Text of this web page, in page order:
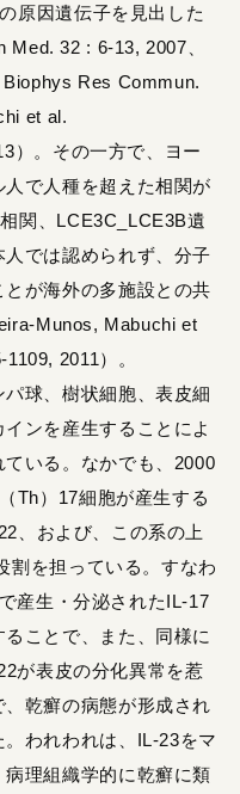
原因遺伝子を見出した
Med. 32 : 6-13, 2007、
Res Commun.
et al.
）。その一方で、ヨー
で人種を超えた相関が
関、LCE3C_LCE3B遺
では認められず、分子
が海外の多施設との共
Munos, Mabuchi et
2011）。
球、樹状細胞、表皮細
ンを産生することによ
いる。なかでも、2000
Th）17細胞が産生する
、および、この系の上
割を担っている。すなわ
産生・分泌されたIL-17
ことで、また、同様に
が表皮の分化異常を惹
乾癬の病態が形成され
われわれは、IL-23をマ
理組織学的に乾癬に類